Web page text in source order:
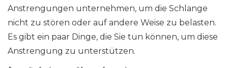
Anstrengungen unternehmen, um die Schlange
nicht zu stören oder auf andere Weise zu belasten.
Es gibt ein paar Dinge, die Sie tun können, um diese
Anstrengung zu unterstützen.